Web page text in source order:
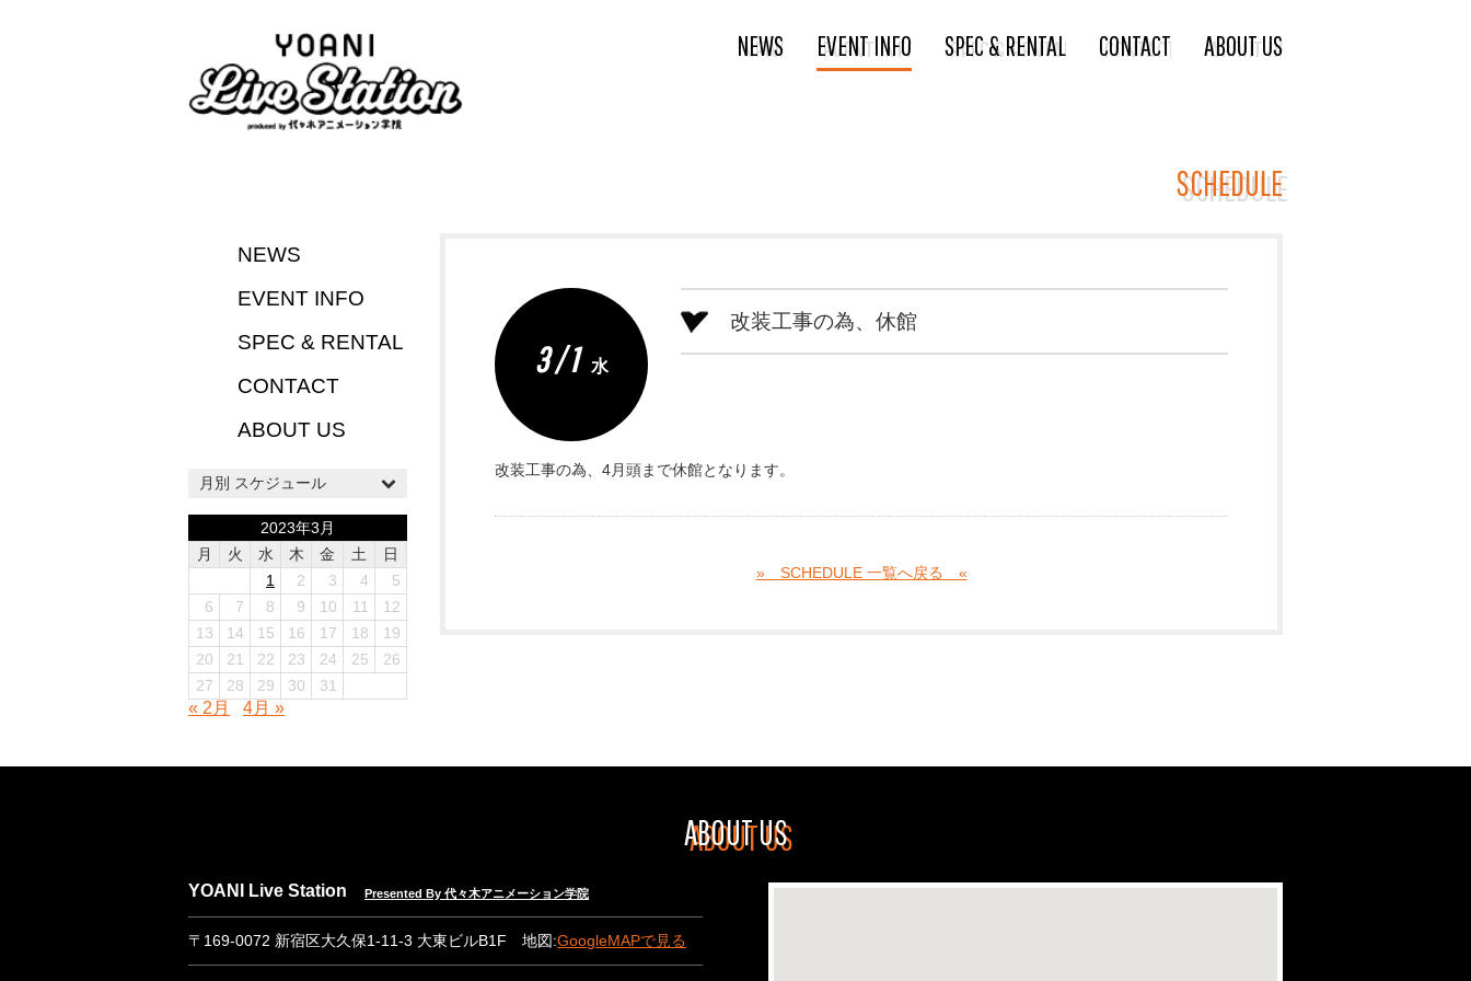
NEWS EVENT INFO SPEC & RENTAL CONTACT ABOUT US
SCHEDULE
NEWS
EVENT INFO
SPEC & RENTAL
CONTACT
ABOUT US
月別 スケジュール
2023年3月
月
火 水 木 金 土
日
1
2 3 4
5
6
7 8 9 10 11
12
13
14 15 16 17 18
19
20
21 22 23 24 25
26
27
28 29 30 31
« 2月 4月 »
3 / 1 水
改装工事の為、休館
改装工事の為、4月頭まで休館となります。
» SCHEDULE 一覧へ戻る «
ABOUT US
YOANI Live Station Presented By 代々木アニメーション学院
〒169-0072 新宿区大久保1-11-3 大東ビルB1F 地図:GoogleMAPで見る